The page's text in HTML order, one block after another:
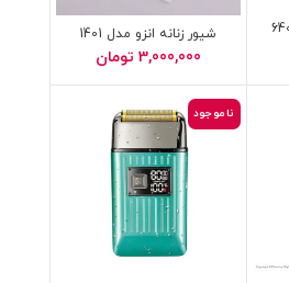
شیور زنانه انزو مدل 1401
3,000,000 تومان
ناموجود